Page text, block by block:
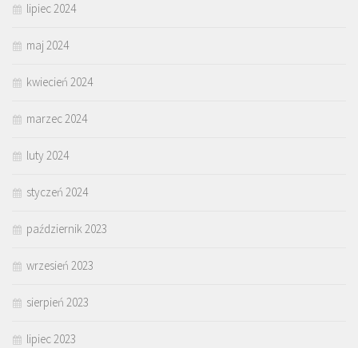
lipiec 2024
maj 2024
kwiecień 2024
marzec 2024
luty 2024
styczeń 2024
październik 2023
wrzesień 2023
sierpień 2023
lipiec 2023